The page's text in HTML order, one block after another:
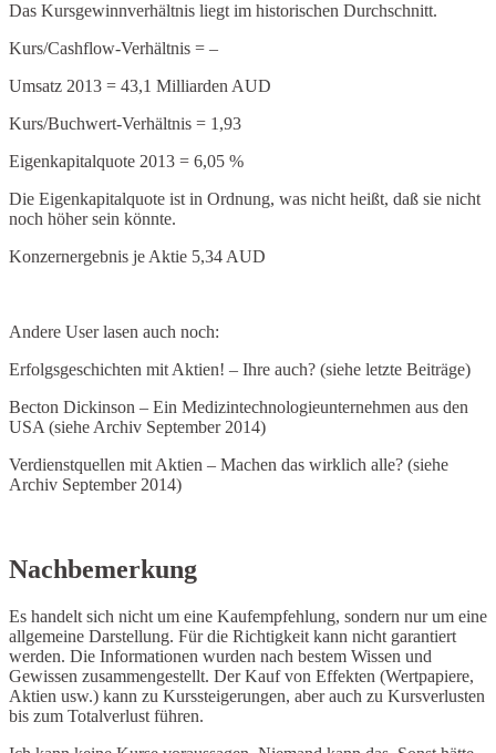
Das Kursgewinnverhältnis liegt im historischen Durchschnitt.
Kurs/Cashflow-Verhältnis = –
Umsatz 2013 = 43,1 Milliarden AUD
Kurs/Buchwert-Verhältnis = 1,93
Eigenkapitalquote 2013 = 6,05 %
Die Eigenkapitalquote ist in Ordnung, was nicht heißt, daß sie nicht
noch höher sein könnte.
Konzernergebnis je Aktie 5,34 AUD
Andere User lasen auch noch:
Erfolgsgeschichten mit Aktien! – Ihre auch? (siehe letzte Beiträge)
Becton Dickinson – Ein Medizintechnologieunternehmen aus den
USA (siehe Archiv September 2014)
Verdienstquellen mit Aktien – Machen das wirklich alle? (siehe
Archiv September 2014)
Nachbemerkung
Es handelt sich nicht um eine Kaufempfehlung, sondern nur um eine
allgemeine Darstellung. Für die Richtigkeit kann nicht garantiert
werden. Die Informationen wurden nach bestem Wissen und
Gewissen zusammengestellt. Der Kauf von Effekten (Wertpapiere,
Aktien usw.) kann zu Kurssteigerungen, aber auch zu Kursverlusten
bis zum Totalverlust führen.